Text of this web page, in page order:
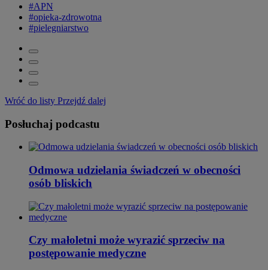
#APN
#opieka-zdrowotna
#pielegniarstwo
Wróć do listy Przejdź dalej
Posłuchaj podcastu
Odmowa udzielania świadczeń w obecności
osób bliskich
Czy małoletni może wyrazić sprzeciw na
postępowanie medyczne